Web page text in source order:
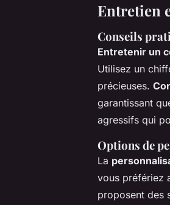
Entretien
Conseils
Entretenir un
Utilisez un
précieuses.
garantissant
agressifs qui
Options de
La
vous préfériez
proposent des